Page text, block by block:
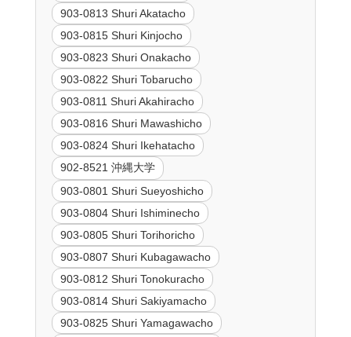
903-0813 Shuri Akatacho
903-0815 Shuri Kinjocho
903-0823 Shuri Onakacho
903-0822 Shuri Tobarucho
903-0811 Shuri Akahiracho
903-0816 Shuri Mawashicho
903-0824 Shuri Ikehatacho
902-8521 沖縄大学
903-0801 Shuri Sueyoshicho
903-0804 Shuri Ishiminecho
903-0805 Shuri Torihoricho
903-0807 Shuri Kubagawacho
903-0812 Shuri Tonokuracho
903-0814 Shuri Sakiyamacho
903-0825 Shuri Yamagawacho